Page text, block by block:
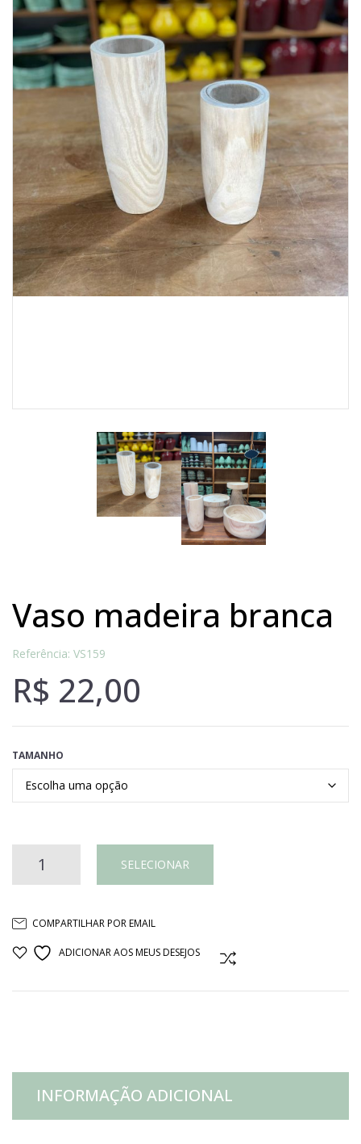
Lost Password
Cadastrar Conta
vaso madeira branca
Referência: VS159
R$ 22,00
TAMANHO
VASO
BRANCA
SELECIONAR
COMPARTILHAR POR EMAIL
ADICIONAR AOS MEUS DESEJOS
INFORMAÇÃO ADICIONAL